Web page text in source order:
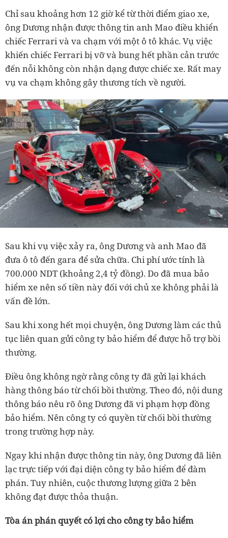
Chỉ sau khoảng hơn 12 giờ kể từ thời điểm giao xe,
ông Dương nhận được thông tin anh Mao điều khiển
chiếc Ferrari và va chạm với một ô tô khác. Vụ việc
khiến chiếc Ferrari bị vỡ và bung hết phần cản trước
đến nỗi không còn nhận dạng được chiếc xe. Rất may
vụ va chạm không gây thương tích về người.
Sau khi vụ việc xảy ra, ông Dương và anh Mao đã
đưa ô tô đến gara để sửa chữa. Chi phí ước tính là
700.000 NDT (khoảng 2,4 tỷ đồng). Do đã mua bảo
hiểm xe nên số tiền này đối với chủ xe không phải là
vấn đề lớn.
Sau khi xong hết mọi chuyện, ông Dương làm các thủ
tục liên quan gửi công ty bảo hiểm để được hỗ trợ bồi
thường.
Điều ông không ngờ rằng công ty đã gửi lại khách
hàng thông báo từ chối bồi thường. Theo đó, nội dung
thông báo nêu rõ ông Dương đã vi phạm hợp đồng
bảo hiểm. Nên công ty có quyền từ chối bồi thường
trong trường hợp này.
Ngay khi nhận được thông tin này, ông Dương đã liên
lạc trực tiếp với đại diện công ty bảo hiểm để đàm
phán. Tuy nhiên, cuộc thương lượng giữa 2 bên
không đạt được thỏa thuận.
Tòa án phán quyết có lợi cho công ty bảo hiểm